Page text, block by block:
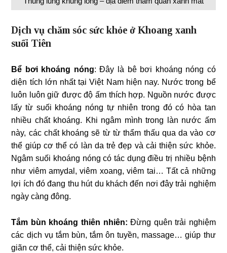
Dịch vụ chăm sóc sức khỏe ở Khoang xanh
suối Tiên
Bể bơi khoáng nóng: Đây là bê bơi khoáng nóng có
diện tích lớn nhất tại Việt Nam hiện nay. Nước trong bể
luôn luôn giữ được độ ấm thích hợp. Nguồn nước được
lấy từ suối khoáng nóng tự nhiên trong đó có hòa tan
nhiều chất khoáng. Khi ngâm mình trong làn nước ấm
này, các chất khoáng sẽ từ từ thẩm thấu qua da vào cơ
thể giúp cơ thể có làn da trẻ đẹp và cải thiện sức khỏe.
Ngâm suối khoáng nóng có tác dụng điều trị nhiều bệnh
như viêm amydal, viêm xoang, viêm tai… Tất cả những
lợi ích đó đang thu hút du khách đến nơi đây trải nghiệm
ngày càng đông.
Tắm bùn khoáng thiên nhiên: Đừng quên trải nghiệm
các dịch vụ tắm bùn, tắm ôn tuyền, massage… giúp thư
giãn cơ thể, cải thiện sức khỏe.